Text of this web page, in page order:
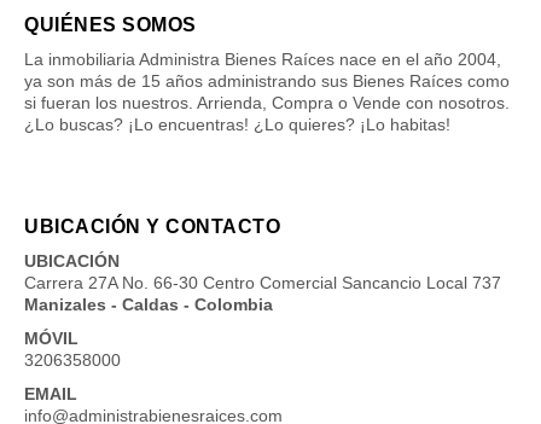
QUIÉNES SOMOS
La inmobiliaria Administra Bienes Raíces nace en el año 2004,
ya son más de 15 años administrando sus Bienes Raíces como
si fueran los nuestros. Arrienda, Compra o Vende con nosotros.
¿Lo buscas? ¡Lo encuentras! ¿Lo quieres? ¡Lo habitas!
UBICACIÓN Y CONTACTO
UBICACIÓN
Carrera 27A No. 66-30 Centro Comercial Sancancio Local 737
Manizales - Caldas - Colombia
MÓVIL
3206358000
EMAIL
info@administrabienesraices.com